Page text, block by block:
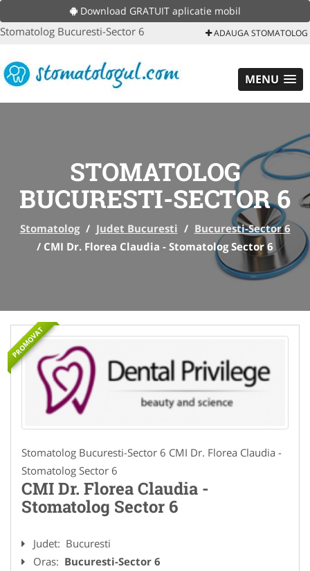
Download GRATUIT aplicatie mobil
Stomatolog Bucuresti-Sector 6 ADAUGA STOMATOLOG
MENU
STOMATOLOG
BUCURESTI-SECTOR 6
Stomatolog / Judet Bucuresti / Bucuresti-Sector 6
/ CMI Dr. Florea Claudia - Stomatolog Sector 6
PROMOVAT
Stomatolog Bucuresti-Sector 6 CMI Dr. Florea Claudia -
Stomatolog Sector 6
CMI Dr. Florea Claudia -
Stomatolog Sector 6
Judet: Bucuresti
Oras: Bucuresti-Sector 6